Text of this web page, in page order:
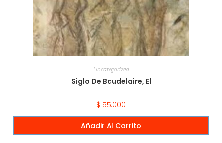
Uncategorized
Siglo De Baudelaire, El
$ 55.000
Añadir Al Carrito